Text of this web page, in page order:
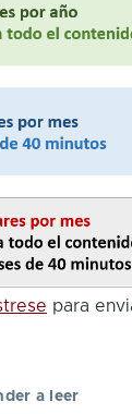
para
a leer